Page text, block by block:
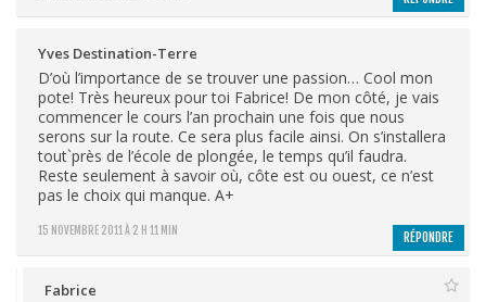
Yves Destination-Terre
15 NOVEMBRE 2011 À 2 H 11 MIN
D’où l’importance de se trouver une passion… Cool mon
pote! Très heureux pour toi Fabrice! De mon côté, je vais
commencer le cours l’an prochain une fois que nous
serons sur la route. Ce sera plus facile ainsi. On s’installera
tout`près de l’école de plongée, le temps qu’il faudra.
Reste seulement à savoir où, côte est ou ouest, ce n’est
pas le choix qui manque. A+
RÉPONDRE
Fabrice